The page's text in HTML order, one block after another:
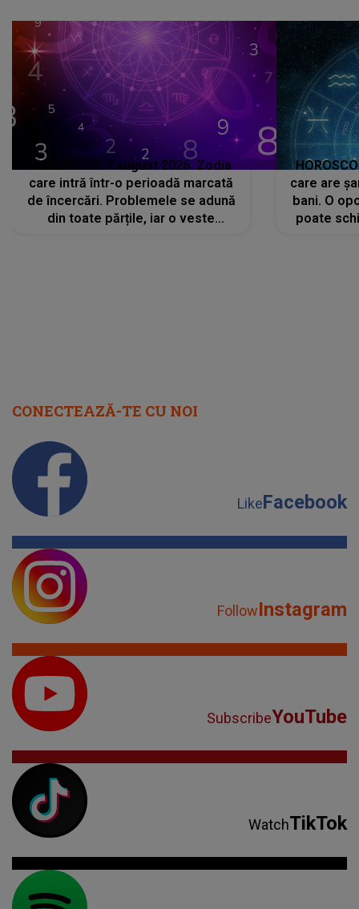
HOROSCOP 7 august 2026. Zodia
care intră într-o perioadă marcată
de încercări. Problemele se adună
din toate părțile, iar o veste
care are
bani. O
poate
CONECTEAZĂ-TE CU NOI
LikeFacebook
FollowInstagram
SubscribeYouTube
WatchTikTok